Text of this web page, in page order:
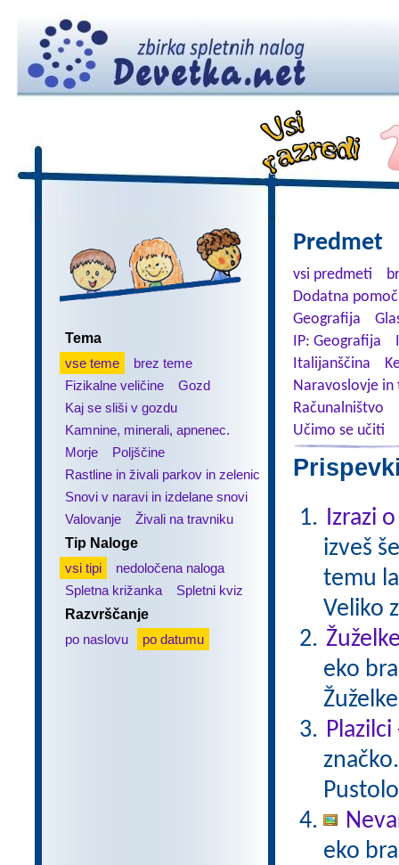
Tema
vse teme
brez teme
Fizikalne veličine
Gozd
Kaj se sliši v gozdu
Kamnine, minerali, apnenec.
Morje
Poljščine
Rastline in živali parkov in zelenic
Snovi v naravi in izdelane snovi
Valovanje
Živali na travniku
Tip Naloge
vsi tipi
nedoločena naloga
Spletna križanka
Spletni kviz
Razvrščanje
po naslovu
po datumu
Predmet
vsi predmeti
Dodatna
Geografija
IP: Geografija
Italijanščina
Naravoslovje in
Računalništvo
Učimo se učiti
Izrazi
izveš
temu
Veliko
eko
eko